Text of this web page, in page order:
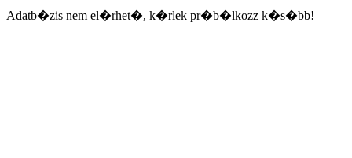
Adatb�zis nem el�rhet�, k�rlek pr�b�lkozz k�s�bb!